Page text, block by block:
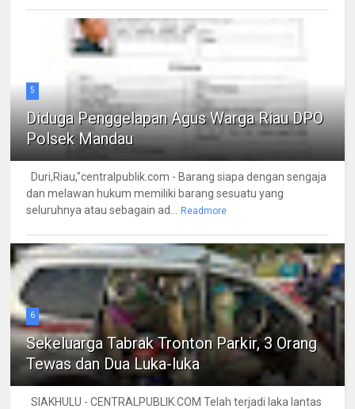
5
Diduga Penggelapan Agus Warga Riau DPO
Polsek Mandau
Duri,Riau,"centralpublik.com - Barang siapa dengan sengaja
dan melawan hukum memiliki barang sesuatu yang
seluruhnya atau sebagain ad...
Readmore
6
Sekeluarga Tabrak Tronton Parkir, 3 Orang
Tewas dan Dua Luka-luka
SIAKHULU - CENTRALPUBLIK.COM Telah terjadi laka lantas